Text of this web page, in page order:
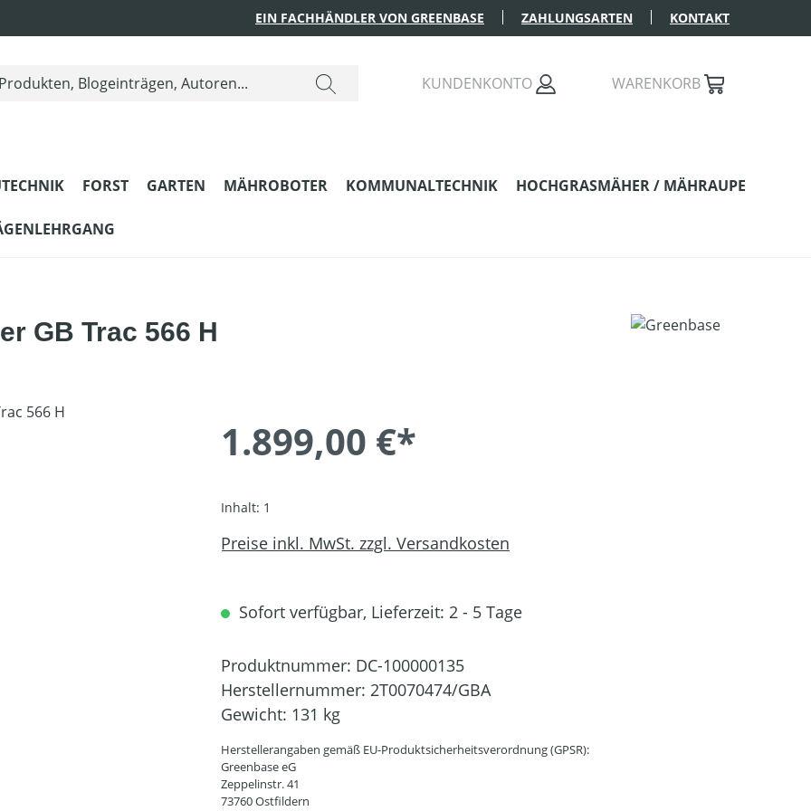
EIN FACHHÄNDLER VON GREENBASE ZAHLUNGSARTEN KONTAKT
KUNDENKONTO WARENKORB
FORST GARTEN MÄHROBOTER KOMMUNALTECHNIK HOCHGRASMÄHER / MÄHRAUPE
GB Trac 566 H
1.899,00 €*
Inhalt: 1
Preise inkl. MwSt. zzgl. Versandkosten
Sofort verfügbar, Lieferzeit: 2 - 5 Tage
Produktnummer: DC-100000135
Herstellernummer: 2T0070474/GBA
Gewicht: 131 kg
Herstellerangaben gemäß EU-Produktsicherheitsverordnung (GPSR):
Greenbase eG
Zeppelinstr. 41
73760 Ostfildern